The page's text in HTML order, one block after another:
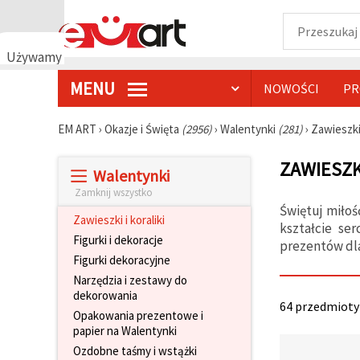
Używamy
MENU NOWOŚCI
EM ART › Okazje i Święta (2956)› Walentynki (281)›
Walentynki
Zamknij wszystko
Zawieszki i koraliki
Figurki i dekoracje
Figurki dekoracyjne
Narzędzia i zestawy do
dekorowania
Opakowania prezentowe i
papier na Walentynki
Ozdobne taśmy i wstążki
Świętuj
kształcie
prezentów
64